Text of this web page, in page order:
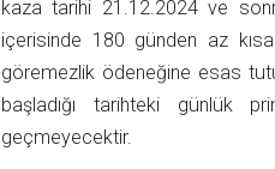
kaza tarihi 21.12.2024 ve
içerisinde 180 günden az
göremezlik ödeneğine esas
başladığı tarihteki günlük
geçmeyecektir.